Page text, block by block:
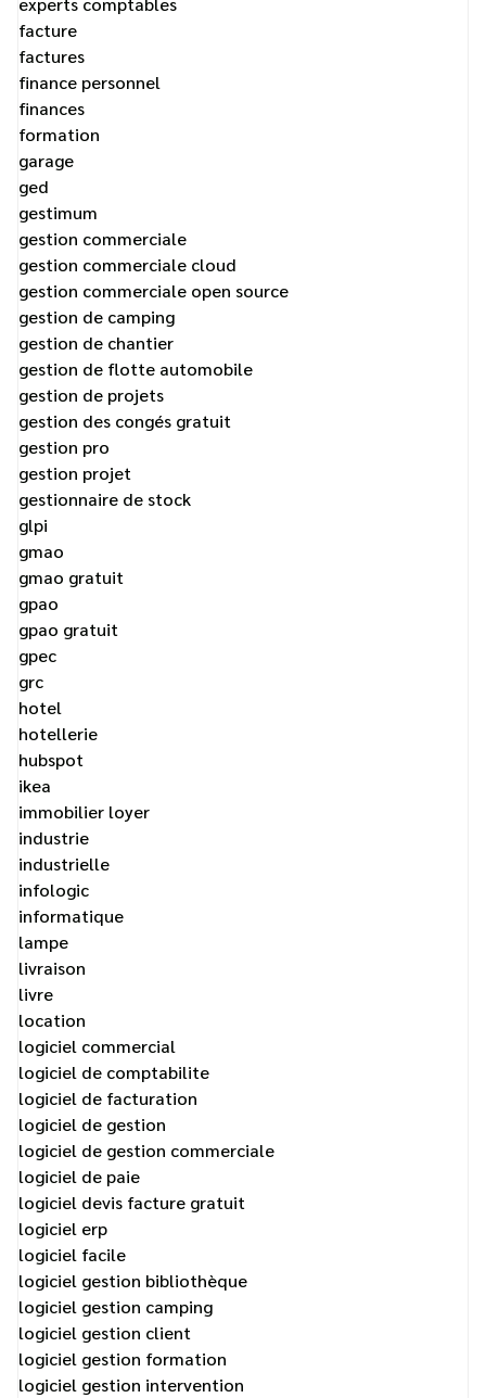
facture
factures
finance personnel
finances
formation
garage
ged
gestimum
gestion commerciale
gestion commerciale cloud
gestion commerciale open source
gestion de camping
gestion de chantier
gestion de flotte automobile
gestion de projets
gestion des congés gratuit
gestion pro
gestion projet
gestionnaire de stock
glpi
gmao
gmao gratuit
gpao
gpao gratuit
gpec
grc
hotel
hotellerie
hubspot
ikea
immobilier loyer
industrie
industrielle
infologic
informatique
lampe
livraison
livre
location
logiciel commercial
logiciel de comptabilite
logiciel de facturation
logiciel de gestion
logiciel de gestion commerciale
logiciel de paie
logiciel devis facture gratuit
logiciel erp
logiciel facile
logiciel gestion bibliothèque
logiciel gestion camping
logiciel gestion client
logiciel gestion formation
logiciel gestion intervention